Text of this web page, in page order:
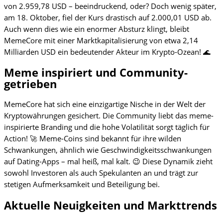
von 2.959,78 USD – beeindruckend, oder? Doch wenig später,
am 18. Oktober, fiel der Kurs drastisch auf 2.000,01 USD ab.
Auch wenn dies wie ein enormer Absturz klingt, bleibt
MemeCore mit einer Marktkapitalisierung von etwa 2,14
Milliarden USD ein bedeutender Akteur im Krypto-Ozean! 🌊
Meme inspiriert und Community-
getrieben
MemeCore hat sich eine einzigartige Nische in der Welt der
Kryptowährungen gesichert. Die Community liebt das meme-
inspirierte Branding und die hohe Volatilität sorgt täglich für
Action! 🚀 Meme-Coins sind bekannt für ihre wilden
Schwankungen, ähnlich wie Geschwindigkeitsschwankungen
auf Dating-Apps – mal heiß, mal kalt. 😉 Diese Dynamik zieht
sowohl Investoren als auch Spekulanten an und trägt zur
stetigen Aufmerksamkeit und Beteiligung bei.
Aktuelle Neuigkeiten und Markttrends